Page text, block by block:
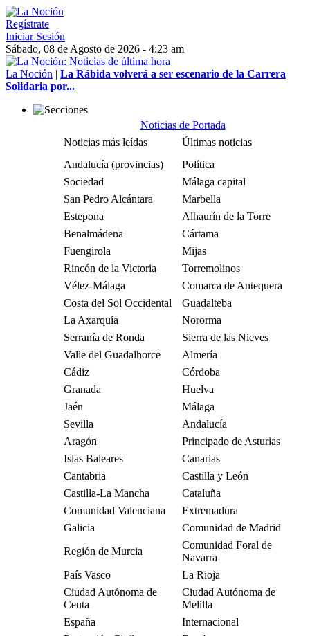
Regístrate
Iniciar Sesión
Sábado, 08 de Agosto de 2026 - 4:23 am
La Noción | La Rábida volverá a ser escenario de la Carrera
Solidaria por...
Noticias de Portada
Noticias más leídas
Últimas noticias
Andalucía (provincias)
Política
Sociedad
Málaga capital
San Pedro Alcántara
Marbella
Estepona
Alhaurín de la Torre
Benalmádena
Cártama
Fuengirola
Mijas
Rincón de la Victoria
Torremolinos
Vélez-Málaga
Comarca de Antequera
Costa del Sol Occidental
Guadalteba
La Axarquía
Nororma
Serranía de Ronda
Sierra de las Nieves
Valle del Guadalhorce
Almería
Cádiz
Córdoba
Granada
Huelva
Jaén
Málaga
Sevilla
Andalucía
Aragón
Principado de Asturias
Islas Baleares
Canarias
Cantabria
Castilla y León
Castilla-La Mancha
Cataluña
Comunidad Valenciana
Extremadura
Galicia
Comunidad de Madrid
Región de Murcia
Comunidad Foral de
Navarra
País Vasco
La Rioja
Ciudad Autónoma de
Ceuta
Ciudad Autónoma de
Melilla
España
Internacional